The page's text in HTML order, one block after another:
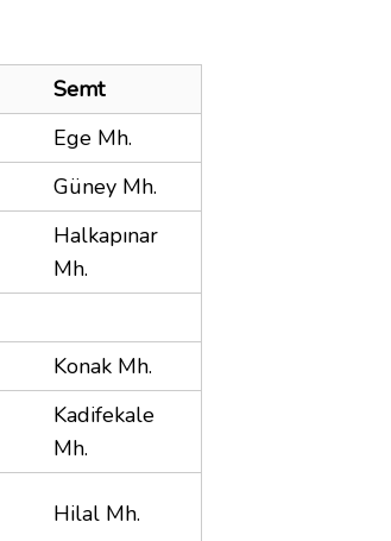
Semt
Ege Mh.
Güney Mh.
Halkapınar
Mh.
Konak Mh.
Kadifekale
Mh.
Hilal Mh.